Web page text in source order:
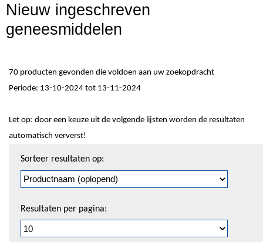
Nieuw ingeschreven
geneesmiddelen
70 producten gevonden die voldoen aan uw zoekopdracht
Periode: 13-10-2024 tot 13-11-2024
Let op: door een keuze uit de volgende lijsten worden de resultaten
automatisch ververst!
pagineren
Sorteer resultaten op:
Resultaten per pagina: